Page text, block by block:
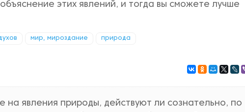
этих явлений, и тогда вы сможете лучше
мир, мироздание природа
на явления природы, действуют ли сознательно, по